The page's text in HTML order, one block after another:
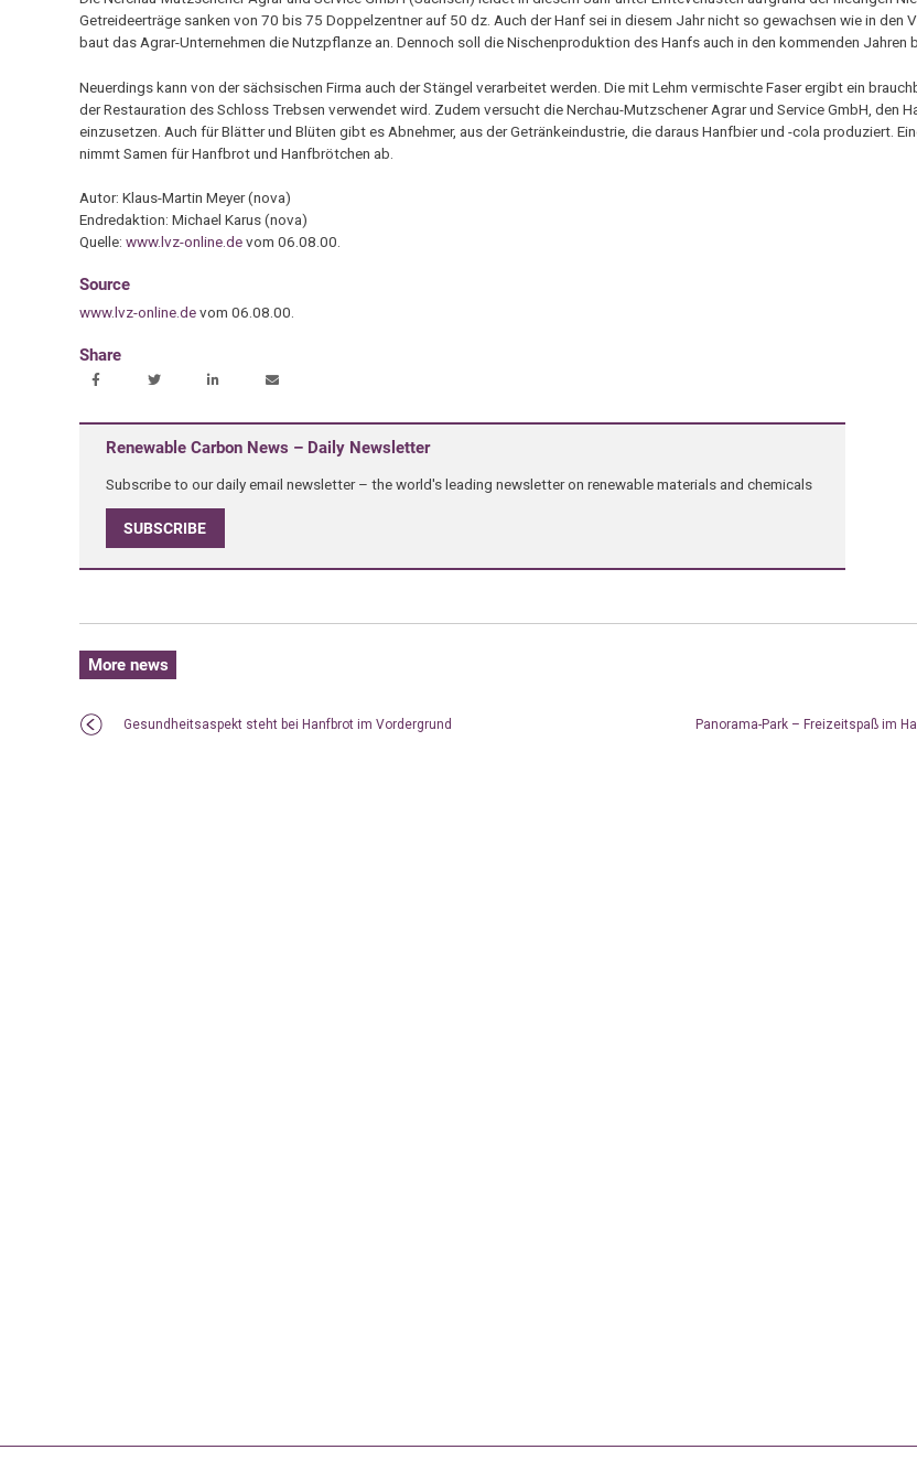
Getreideerträge sanken von 70 bis 75 Doppelzentner auf 50 dz. Auch der Hanf sei in diesem Jahr nicht so gewachsen wie in den
baut das Agrar-Unternehmen die Nutzpflanze an. Dennoch soll die Nischenproduktion des Hanfs auch in den kommenden Jahren
Neuerdings kann von der sächsischen Firma auch der Stängel verarbeitet werden. Die mit Lehm vermischte Faser ergibt ein
der Restauration des Schloss Trebsen verwendet wird. Zudem versucht die Nerchau-Mutzschener Agrar und Service GmbH, den
einzusetzen. Auch für Blätter und Blüten gibt es Abnehmer, aus der Getränkeindustrie, die daraus Hanfbier und -cola produziert.
nimmt Samen für Hanfbrot und Hanfbrötchen ab.
Autor: Klaus-Martin Meyer (nova)
Endredaktion: Michael Karus (nova)
Quelle: www.lvz-online.devom 06.08.00.
Source
www.lvz-online.devom 06.08.00.
Share
Renewable Carbon News – Daily Newsletter
Subscribe to our daily email newsletter – the world's leading newsletter on renewable materials and chemicals
SUBSCRIBE
More news
Gesundheitsaspekt steht bei Hanfbrot im Vordergrund Panorama-Park – Freizeitspaß im